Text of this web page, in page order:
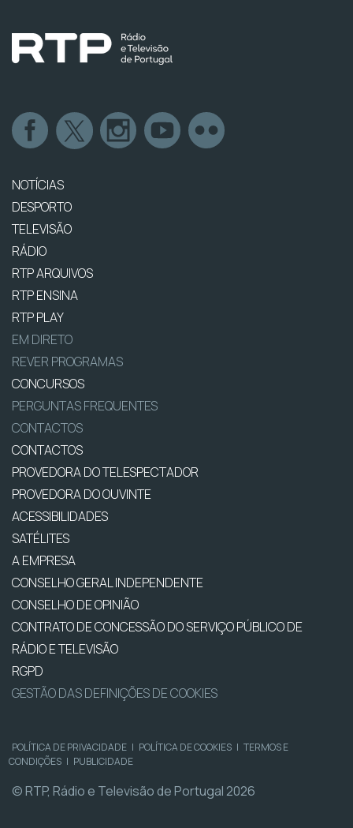
NOTÍCIAS
DESPORTO
TELEVISÃO
RÁDIO
RTP ARQUIVOS
RTP ENSINA
RTP PLAY
EM DIRETO
REVER PROGRAMAS
CONCURSOS
PERGUNTAS FREQUENTES
CONTACTOS
CONTACTOS
PROVEDORA DO TELESPECTADOR
PROVEDORA DO OUVINTE
ACESSIBILIDADES
SATÉLITES
A EMPRESA
CONSELHO GERAL INDEPENDENTE
CONSELHO DE OPINIÃO
CONTRATO DE CONCESSÃO DO SERVIÇO PÚBLICO DE
RÁDIO E TELEVISÃO
RGPD
GESTÃO DAS DEFINIÇÕES DE COOKIES
POLÍTICA DE PRIVACIDADE | POLÍTICA DE COOKIES | TERMOS E
CONDIÇÕES | PUBLICIDADE
© RTP, Rádio e Televisão de Portugal 2026